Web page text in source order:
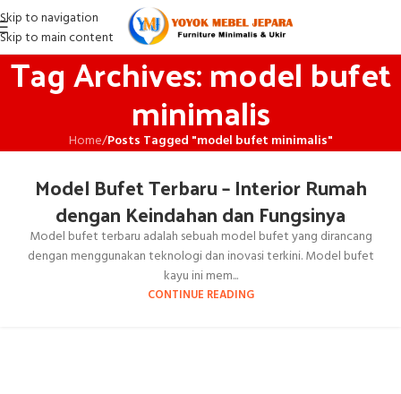
Skip to navigation
Skip to main content
Tag Archives: model bufet
minimalis
Home/Posts Tagged "model bufet minimalis"
Model Bufet Terbaru – Interior Rumah
dengan Keindahan dan Fungsinya
Model bufet terbaru adalah sebuah model bufet yang dirancang
dengan menggunakan teknologi dan inovasi terkini. Model bufet
kayu ini mem...
CONTINUE READING